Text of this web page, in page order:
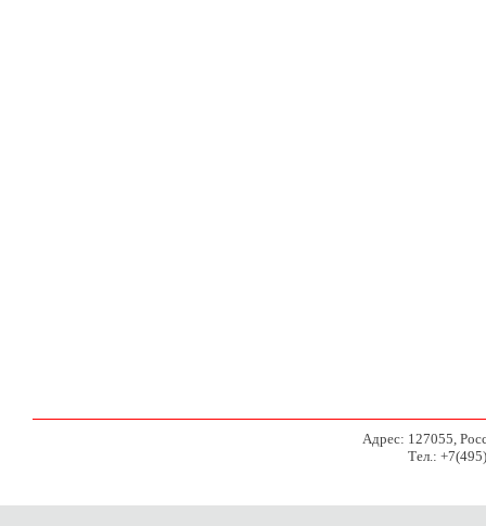
Адрес: 127055,
Тел.: